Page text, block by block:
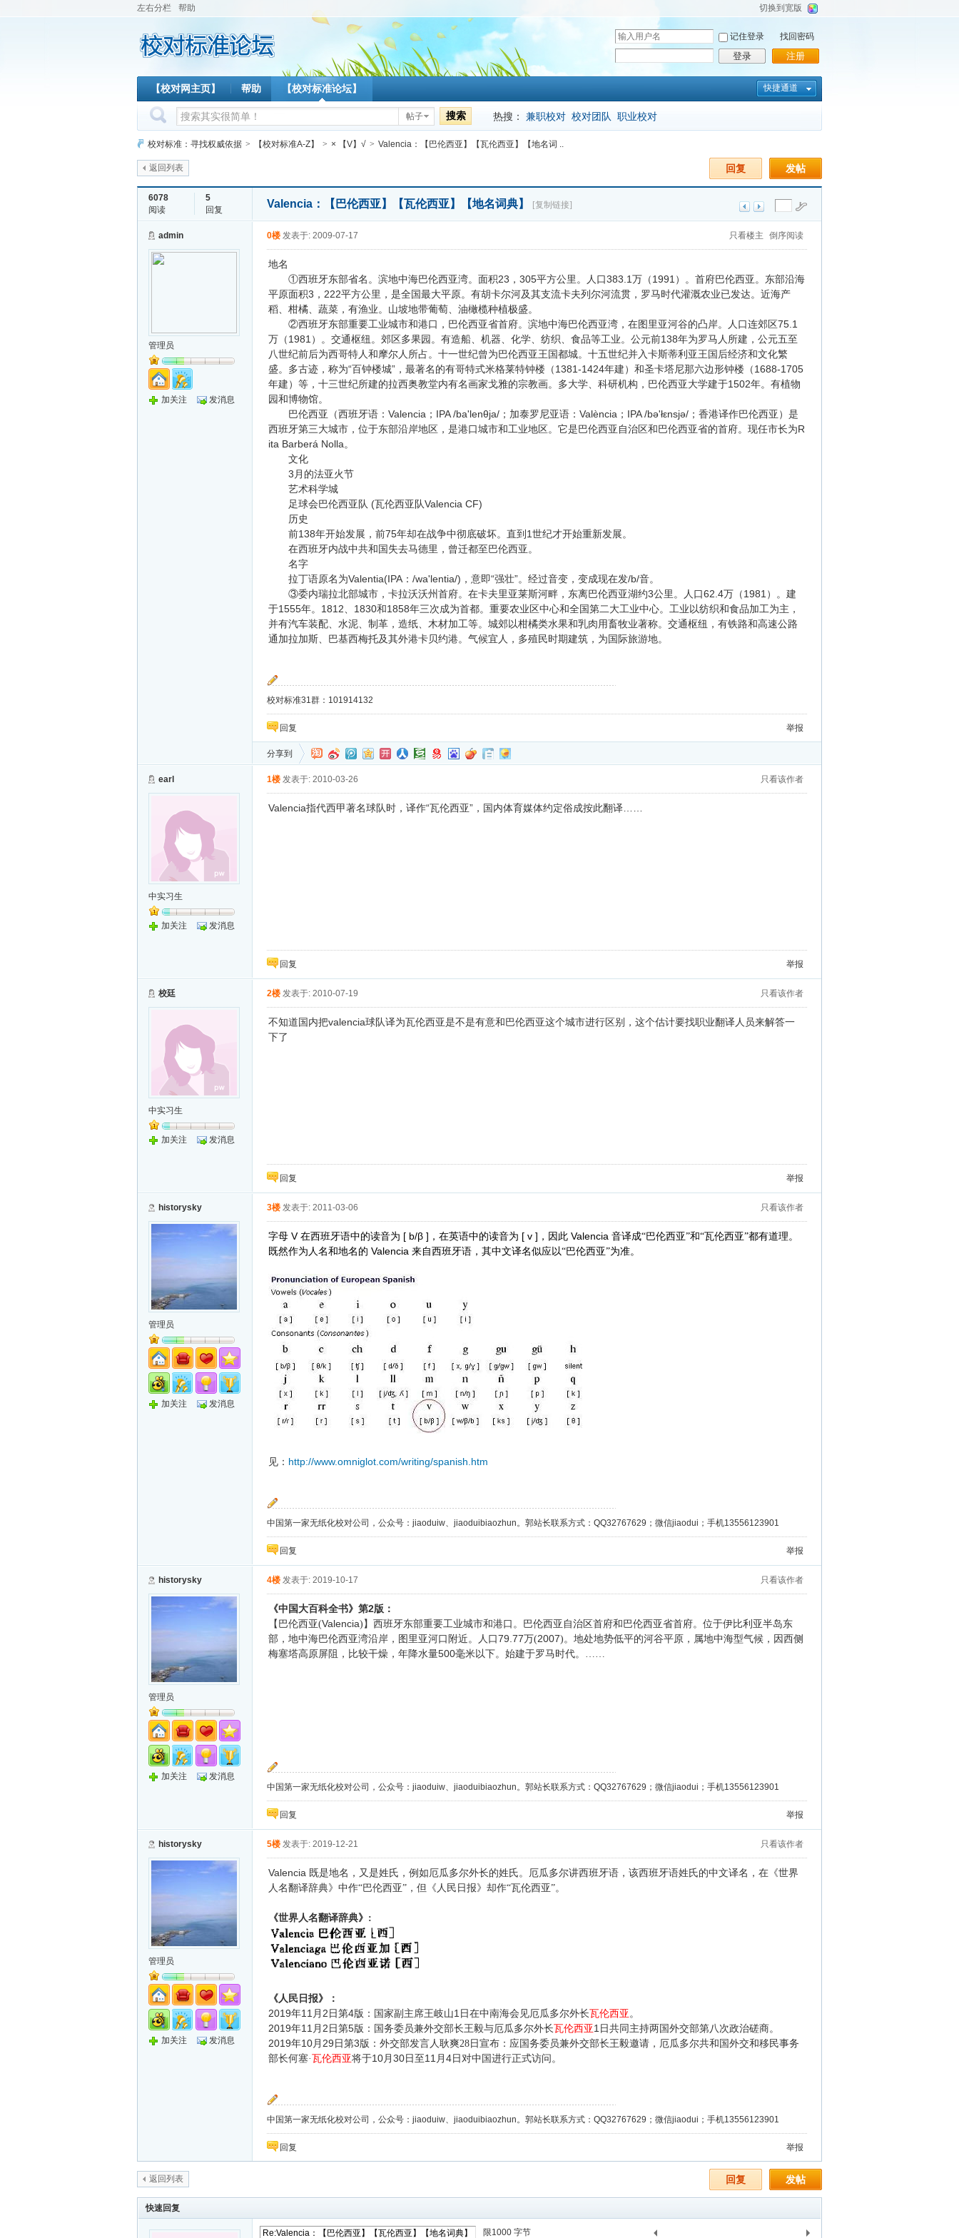
切换到宽版
左右分栏 帮助
用
户
名
记住登录
登录
找回密码
注册
快捷通道
【校对网主页】 帮助 【校对标准论坛】
帖子 搜索 热搜： 兼职校对 校对团队 职业校对
校对标准：寻找权威依据 > 【校对标准A-Z】 > × 【V】√ > Valencia：【巴伦西亚】【瓦伦西亚】【地名词 ..
发帖
回复
返回列表
6078
阅读
5
回复
Valencia：【巴伦西亚】【瓦伦西亚】【地名词典】 [复制链接]
admin
管理员
加关注 发消息
只看楼主 倒序阅读
0楼 发表于: 2009-07-17
地名
①西班牙东部省名。滨地中海巴伦西亚湾。面积23，305平方公里。人口383.1万（1991）。首府巴伦西亚。东部沿海
平原面积3，222平方公里，是全国最大平原。有胡卡尔河及其支流卡夫列尔河流贯，罗马时代灌溉农业已发达。近海产
稻、柑橘、蔬菜，有渔业。山坡地带葡萄、油橄榄种植极盛。
②西班牙东部重要工业城市和港口，巴伦西亚省首府。滨地中海巴伦西亚湾，在图里亚河谷的凸岸。人口连郊区75.1
万（1981）。交通枢纽。郊区多果园。有造船、机器、化学、纺织、食品等工业。公元前138年为罗马人所建，公元五至
八世纪前后为西哥特人和摩尔人所占。十一世纪曾为巴伦西亚王国都城。十五世纪并入卡斯蒂利亚王国后经济和文化繁
盛。多古迹，称为“百钟楼城”，最著名的有哥特式米格莱特钟楼（1381-1424年建）和圣卡塔尼那六边形钟楼（1688-1705
年建）等，十三世纪所建的拉西奥教堂内有名画家戈雅的宗教画。多大学、科研机构，巴伦西亚大学建于1502年。有植物
园和博物馆。
巴伦西亚（西班牙语：Valencia；IPA /ba'lenθja/；加泰罗尼亚语：València；IPA /bə'łεnsjə/；香港译作巴伦西亚）是
西班牙第三大城市，位于东部沿岸地区，是港口城市和工业地区。它是巴伦西亚自治区和巴伦西亚省的首府。现任市长为R
ita Barberá Nolla。
文化
3月的法亚火节
艺术科学城
足球会巴伦西亚队 (瓦伦西亚队Valencia CF)
历史
前138年开始发展，前75年却在战争中彻底破坏。直到1世纪才开始重新发展。
在西班牙内战中共和国失去马德里，曾迁都至巴伦西亚。
名字
拉丁语原名为Valentia(IPA：/wa'lentia/)，意即“强壮”。经过音变，变成现在发/b/音。
③委内瑞拉北部城市，卡拉沃沃州首府。在卡夫里亚莱斯河畔，东离巴伦西亚湖约3公里。人口62.4万（1981）。建
于1555年。1812、1830和1858年三次成为首都。重要农业区中心和全国第二大工业中心。工业以纺织和食品加工为主，
并有汽车装配、水泥、制革，造纸、木材加工等。城郊以柑橘类水果和乳肉用畜牧业著称。交通枢纽，有铁路和高速公路
通加拉加斯、巴基西梅托及其外港卡贝约港。气候宜人，多殖民时期建筑，为国际旅游地。
校对标准31群：101914132
回复 举报
分享到
earl
中实习生
加关注 发消息
只看该作者
1楼 发表于: 2010-03-26
Valencia指代西甲著名球队时，译作“瓦伦西亚”，国内体育媒体约定俗成按此翻译……
回复 举报
校廷
中实习生
加关注 发消息
只看该作者
2楼 发表于: 2010-07-19
不知道国内把valencia球队译为瓦伦西亚是不是有意和巴伦西亚这个城市进行区别，这个估计要找职业翻译人员来解答一
下了
回复 举报
historysky
管理员
加关注 发消息
只看该作者
3楼 发表于: 2011-03-06
字母 V 在西班牙语中的读音为 [ b/β ] ，在英语中的读音为 [ v ] ，因此 Valencia 音译成“巴伦西亚”和“瓦伦西亚”都有道理。
既然作为人名和地名的 Valencia 来自西班牙语，其中文译名似应以“巴伦西亚”为准。
见： http://www.omniglot.com/writing/spanish.htm
中国第一家无纸化校对公司，公众号：jiaoduiw、jiaoduibiaozhun。郭站长联系方式：QQ32767629；微信jiaodui；手机13556123901
回复 举报
historysky
管理员
加关注 发消息
只看该作者
4楼 发表于: 2019-10-17
《中国大百科全书》第2版：
【巴伦西亚(Valencia)】西班牙东部重要工业城市和港口。巴伦西亚自治区首府和巴伦西亚省首府。位于伊比利亚半岛东
部，地中海巴伦西亚湾沿岸，图里亚河口附近。人口 79.77万(2007)。地处地势低平的河谷平原，属地中海型气候，因西侧
梅塞塔高原屏阻，比较干燥，年降水量500毫米以下。始建于罗马时代。……
中国第一家无纸化校对公司，公众号：jiaoduiw、jiaoduibiaozhun。郭站长联系方式：QQ32767629；微信jiaodui；手机13556123901
回复 举报
historysky
管理员
加关注 发消息
只看该作者
5楼 发表于: 2019-12-21
Valencia 既是地名，又是姓氏，例如厄瓜多尔外长的姓氏。厄瓜多尔讲西班牙语，该西班牙语姓氏的中文译名，在《世界
人名翻译辞典》中作“巴伦西亚”，但《人民日报》却作“瓦伦西亚”。
《世界人名翻译辞典》:
《人民日报》：
2019年11 月 2 日第4版：国家副主席王岐山1 日在中南海会见厄瓜多尔外长瓦伦西亚 。
2019年11 月 2 日第5版：国务委员兼外交部长王毅与厄瓜多尔外长瓦伦西亚 1 日共同主持两国外交部第八次政治磋商。
2019年10月 29 日第3版：外交部发言人耿爽28日宣布：应国务委员兼外交部长王毅邀请，厄瓜多尔共和国外交和移民事务
部长何塞·瓦伦西亚将于10月 30 日至 11 月 4 日对中国进行正式访问。
中国第一家无纸化校对公司，公众号：jiaoduiw、jiaoduibiaozhun。郭站长联系方式：QQ32767629；微信jiaodui；手机13556123901
回复 举报
发帖
回复
返回列表
快速回复
限1000 字节